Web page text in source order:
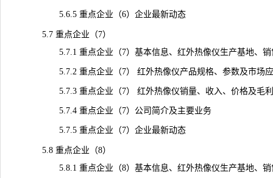
5.6.5 重点企业（6）企业最新动态
5.7 重点企业（7）
5.7.1 重点企业（7）基本信息、红外热像仪生产基地、销
5.7.2 重点企业（7） 红外热像仪产品规格、参数及市场
5.7.3 重点企业（7） 红外热像仪销量、收入、价格及毛利
5.7.4 重点企业（7）公司简介及主要业务
5.7.5 重点企业（7）企业最新动态
5.8 重点企业（8）
5.8.1 重点企业（8）基本信息、红外热像仪生产基地、销